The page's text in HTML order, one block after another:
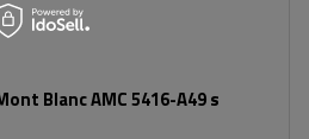
Blanc AMC 5416-A49 s